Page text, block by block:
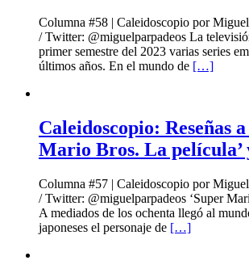
Columna #58 | Caleidoscopio por
/ Twitter: @miguelparpadeos La
primer semestre del 2023 varias series
últimos años. En el mundo de […]
Caleidoscopio: Reseñas
Mario Bros. La película’
Columna #57 | Caleidoscopio por
/ Twitter: @miguelparpadeos ‘Super
A mediados de los ochenta llegó al
japoneses el personaje de […]